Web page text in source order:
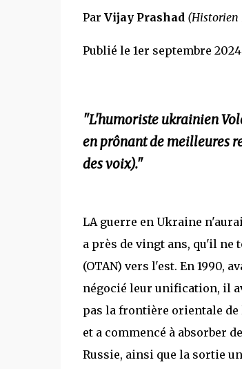
Par Vijay Prashad (Historien
Publié le 1er septembre
"L'humoriste ukrainien
en prônant de meilleures
des voix)."
LA guerre en Ukraine
a près de vingt ans, qu'il
(OTAN) vers l'est. En 1990,
négocié leur unification, il
pas la frontière orientale de
et a commencé à absorber
Russie, ainsi que la sortie